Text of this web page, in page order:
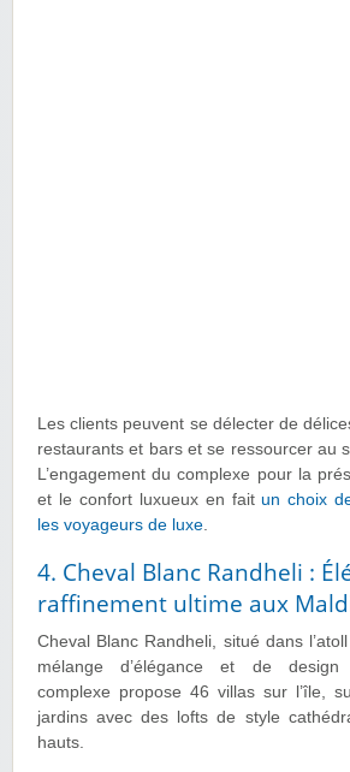
Les clients peuvent se délecter de
restaurants et bars et se ressourcer au
L’engagement du complexe pour la
et le confort luxueux en faitun choix
les voyageurs de luxe.
4. Cheval Blanc Randheli :
raffinement ultime aux
Cheval Blanc Randheli, situé dans
mélange d’élégance et de design
complexe propose 46 villas sur l’île,
jardins avec des lofts de style
hauts.